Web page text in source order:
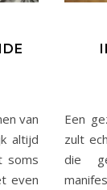
van
altijd
soms
even
Een
zult
die